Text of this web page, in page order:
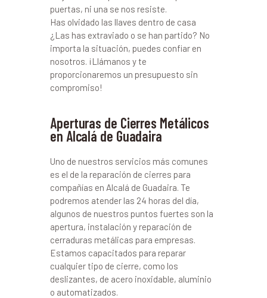
puertas, ni una se nos resiste.
Has olvidado las llaves dentro de casa
¿Las has extraviado o se han partido? No
importa la situación, puedes confiar en
nosotros. ¡Llámanos y te
proporcionaremos un presupuesto sin
compromiso!
Aperturas de Cierres Metálicos
en Alcalá de Guadaira
Uno de nuestros servicios más comunes
es el de la reparación de cierres para
compañías en Alcalá de Guadaira. Te
podremos atender las 24 horas del día,
algunos de nuestros puntos fuertes son la
apertura, instalación y reparación de
cerraduras metálicas para empresas.
Estamos capacitados para reparar
cualquier tipo de cierre, como los
deslizantes, de acero inoxidable, aluminio
o automatizados.